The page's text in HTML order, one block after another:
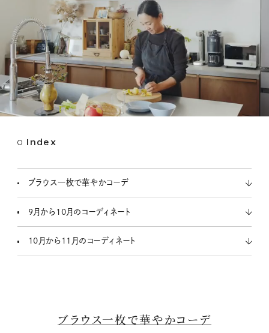
Index
ブラウス一枚で華やかコーデ
9月から10月のコーディネート
10月から11月のコーディネート
ブラウス一枚で華やかコーデ